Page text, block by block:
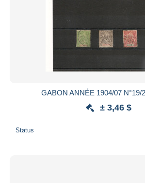
GABON ANNÉE 1904/07 N°19/
± 3,46 $
Status